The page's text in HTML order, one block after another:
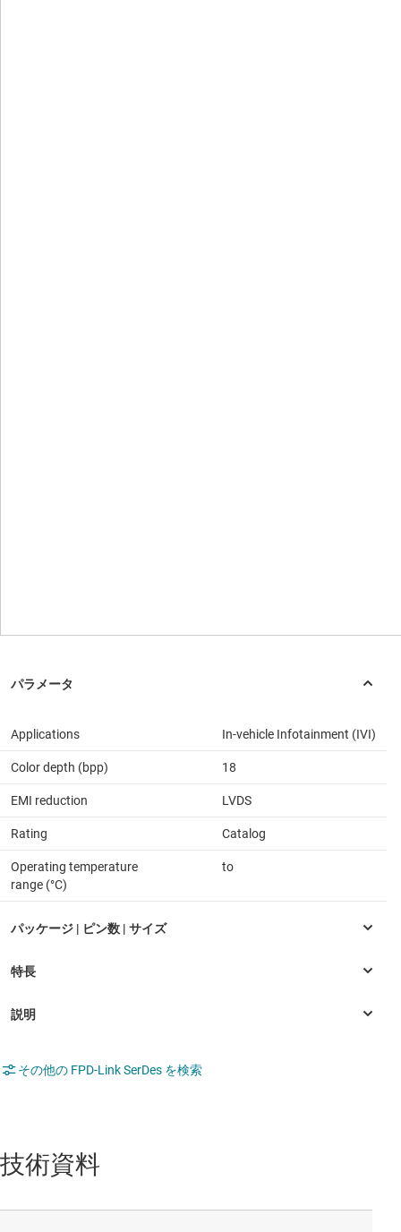
Applications In-vehicle Infotainment (IVI)
Color depth (bpp) 18
EMI reduction LVDS
Rating Catalog
Operating temperature
range (°C)
to
その他の FPD-Link SerDes を検索
技術資料